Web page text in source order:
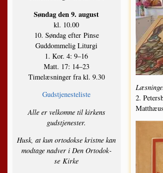
Søn­dag den 9. august
kl. 10.00
10. Søn­dag efter Pinse
Gud­dom­me­lig Liturgi
1. Kor. 4: 9–16
Matt. 17: 14–23
Time­læs­nin­ger fra kl. 9.30
Gud­stje­ne­ste­li­ste
Alle er vel­kom­ne til kir­kens
gudstjenester.
Husk, at kun orto­dok­se krist­ne kan
mod­ta­ge nad­ver i Den Orto­dok­
se Kirke
2.